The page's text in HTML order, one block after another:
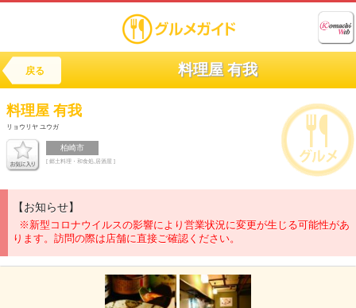
戻る 料理屋 有我
料理屋 有我
リョウリヤ ユウガ
柏崎市
[ 郷土料理・和食処,居酒屋 ]
【お知らせ】
※新型コロナウイルスの影響により営業状況に変更が生じる可能性があ
ります。訪問の際は店舗に直接ご確認ください。